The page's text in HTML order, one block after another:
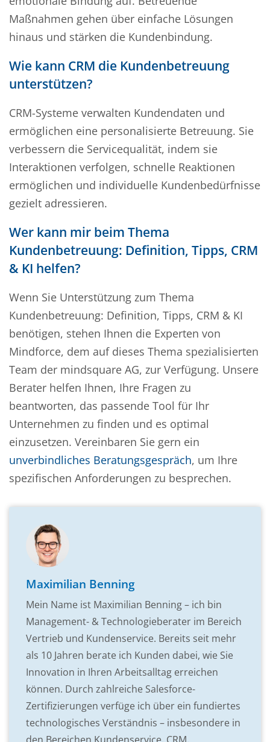
Maßnahmen gehen über einfache Lösungen
hinaus und stärken die Kundenbindung.
Wie kann CRM die Kundenbetreuung
unterstützen?
CRM-Systeme verwalten Kundendaten und
ermöglichen eine personalisierte Betreuung. Sie
verbessern die Servicequalität, indem sie
Interaktionen verfolgen, schnelle Reaktionen
ermöglichen und individuelle Kundenbedürfnisse
gezielt adressieren.
Wer kann mir beim Thema
Kundenbetreuung: Definition, Tipps, CRM
& KI helfen?
Wenn Sie Unterstützung zum Thema
Kundenbetreuung: Definition, Tipps, CRM & KI
benötigen, stehen Ihnen die Experten von
Mindforce, dem auf dieses Thema spezialisierten
Team der mindsquare AG, zur Verfügung. Unsere
Berater helfen Ihnen, Ihre Fragen zu
beantworten, das passende Tool für Ihr
Unternehmen zu finden und es optimal
einzusetzen. Vereinbaren Sie gern ein
unverbindliches Beratungsgespräch, um Ihre
spezifischen Anforderungen zu besprechen.
Maximilian Benning
Mein Name ist Maximilian Benning – ich bin
Management- & Technologieberater im Bereich
Vertrieb und Kundenservice. Bereits seit mehr
als 10 Jahren berate ich Kunden dabei, wie Sie
Innovation in Ihren Arbeitsalltag erreichen
können. Durch zahlreiche Salesforce-
Zertifizierungen verfüge ich über ein fundiertes
technologisches Verständnis – insbesondere in